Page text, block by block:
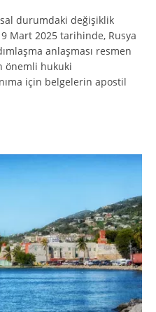
durumdaki değişiklik
Mart 2025 tarihinde, Rusya
anlaşması resmen
önemli hukuki
için belgelerin apostil